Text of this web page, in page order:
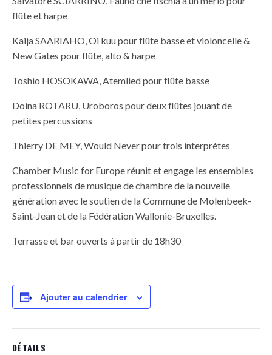
flûte et harpe
Kaija SAARIAHO, Oi kuu pour flûte basse et violoncelle &
New Gates pour flûte, alto & harpe
Toshio HOSOKAWA, Atemlied pour flûte basse
Doina ROTARU, Uroboros pour deux flûtes jouant de
petites percussions
Thierry DE MEY, Would Never pour trois interprètes
Chamber Music for Europe réunit et engage les ensembles
professionnels de musique de chambre de la nouvelle
génération avec le soutien de la Commune de Molenbeek-
Saint-Jean et de la Fédération Wallonie-Bruxelles.
Terrasse et bar ouverts à partir de 18h30
Ajouter au calendrier
DÉTAILS